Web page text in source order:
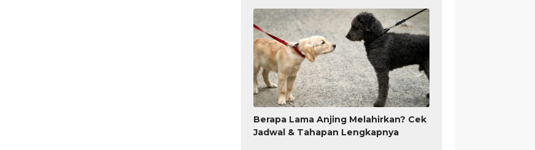
Berapa Lama Anjing Melahirkan? Cek
Jadwal & Tahapan Lengkapnya